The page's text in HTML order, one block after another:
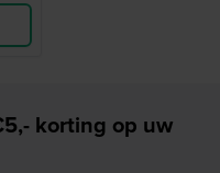
korting op uw